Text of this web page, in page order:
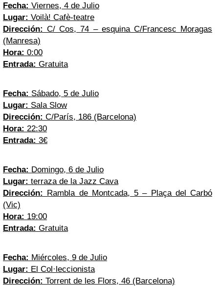
Fecha: Viernes, 4 de Julio
Lugar: Voilà! Cafè-teatre
Dirección: C/ Cos, 74 – esquina C/Francesc Moragas
(Manresa)
Hora: 0:00
Entrada: Gratuita
Fecha: Sábado, 5 de Julio
Lugar: Sala Slow
Dirección: C/París, 186 (Barcelona)
Hora: 22:30
Entrada: 3€
Fecha: Domingo, 6 de Julio
Lugar: terraza de la Jazz Cava
Dirección: Rambla de Montcada, 5 – Plaça del Carbó
(Vic)
Hora: 19:00
Entrada: Gratuita
Fecha: Miércoles, 9 de Julio
Lugar: El Col·leccionista
Dirección: Torrent de les Flors, 46 (Barcelona)